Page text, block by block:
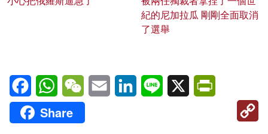
紀的尼加拉瓜 剛剛全面取消
了選舉
FacebookWhatsAppWeChatEmail LinkedInLine X
Share